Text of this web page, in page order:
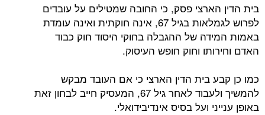
בית הדין הארצי פסק, כי החובה שמטילים על עובדים
לפרוש לגמלאות בגיל 67, אינה חוקתית ואינה עומדת
באמות המידה של ההגבלה בחוקי היסוד חוק כבוד
האדם וחירותו וחוק חופש העיסוק.
כמו כן קבע בית הדין הארצי כי אם העובד מבקש
להמשיך ולעבוד לאחר גיל 67, המעסיק חייב לבחון זאת
באופן ענייני ועל בסיס אינדיבידואלי.